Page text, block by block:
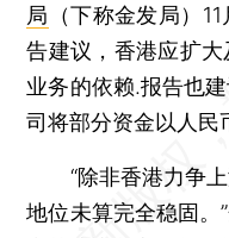
局 （下称金发局）
告建议，香港应扩
业务的依赖.报告也
司将部分资金以人民
“除非香港力争上
地位未算完全稳固。